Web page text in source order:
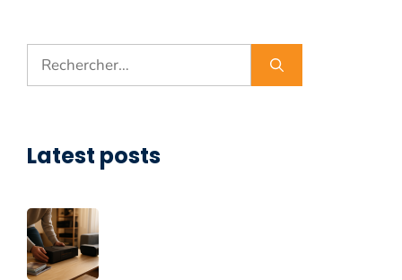
Rechercher :
Latest posts